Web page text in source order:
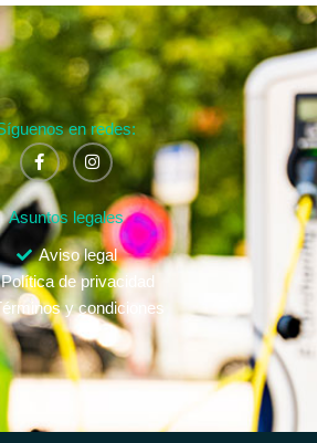
en redes:
Asuntos legales
Aviso legal
Política de privacidad
y condiciones